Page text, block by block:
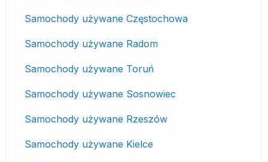
Samochody używane Częstochowa
Samochody używane Radom
Samochody używane Toruń
Samochody używane Sosnowiec
Samochody używane Rzeszów
Samochody używane Kielce